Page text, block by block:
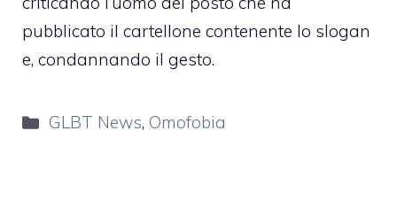
pubblicato il cartellone contenente lo slogan
e, condannando il gesto.
Categorie
GLBT News, Omofobia